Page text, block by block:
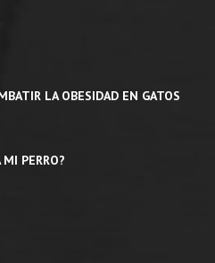
LA OBESIDAD EN GATOS
PERRO?